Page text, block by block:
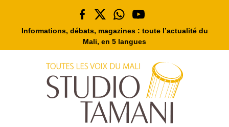
Informations, débats, magazines : toute l’actualité du
Mali, en 5 langues